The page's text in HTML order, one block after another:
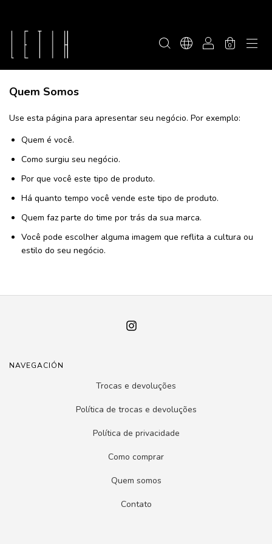
0
Quem Somos
Use esta página para apresentar seu negócio. Por exemplo:
Quem é você.
Como surgiu seu negócio.
Por que você este tipo de produto.
Há quanto tempo você vende este tipo de produto.
Quem faz parte do time por trás da sua marca.
Você pode escolher alguma imagem que reflita a cultura ou
estilo do seu negócio.
NAVEGACIÓN
Trocas e devoluções
Política de trocas e devoluções
Política de privacidade
Como comprar
Quem somos
Contato